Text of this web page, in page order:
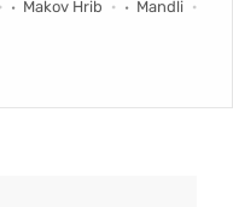
Makov Hrib
Mandli